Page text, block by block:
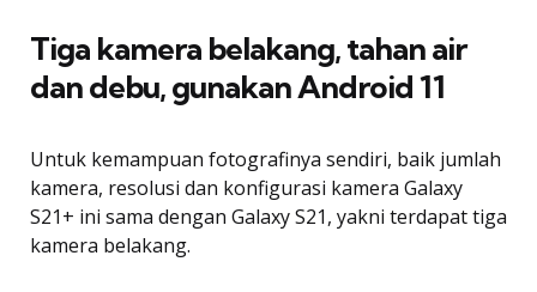
Tiga kamera belakang, tahan air
dan debu, gunakan Android 11
Untuk kemampuan fotografinya sendiri, baik jumlah
kamera, resolusi dan konfigurasi kamera Galaxy
S21+ ini sama dengan Galaxy S21, yakni terdapat tiga
kamera belakang.